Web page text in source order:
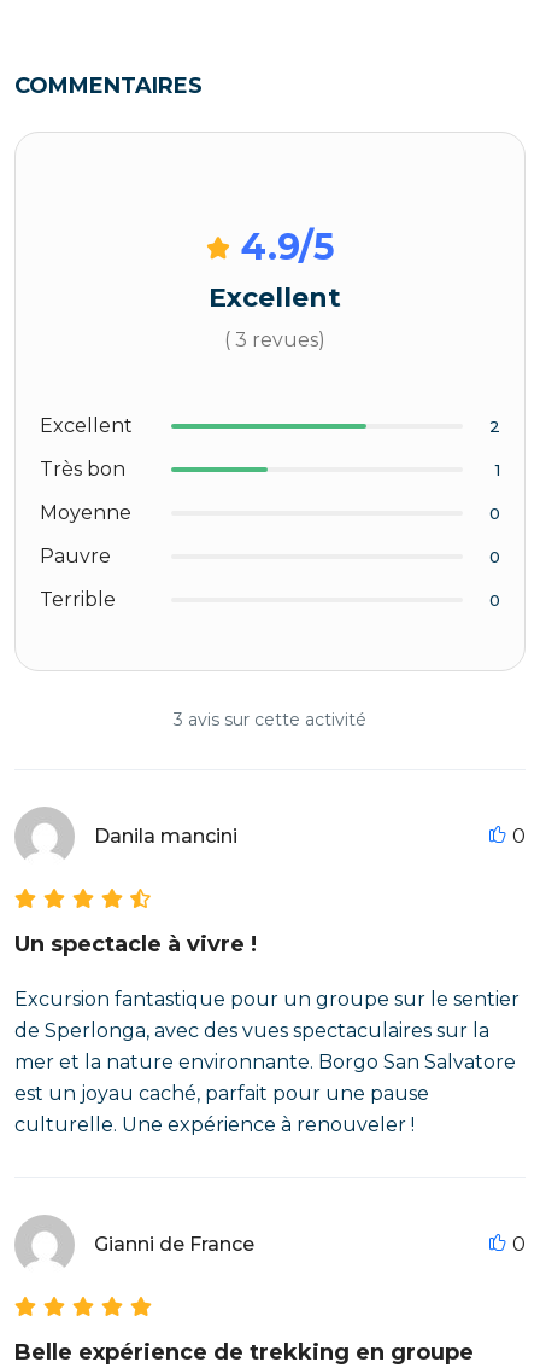
COMMENTAIRES
4.9/5
Excellent
( 3 revues)
Excellent 2
Très bon 1
Moyenne 0
Pauvre 0
Terrible 0
3 avis sur cette activité
Danila mancini 0
Un spectacle à vivre !
Excursion fantastique pour un groupe sur le sentier
de Sperlonga, avec des vues spectaculaires sur la
mer et la nature environnante. Borgo San Salvatore
est un joyau caché, parfait pour une pause
culturelle. Une expérience à renouveler !
Gianni de France 0
Belle expérience de trekking en groupe